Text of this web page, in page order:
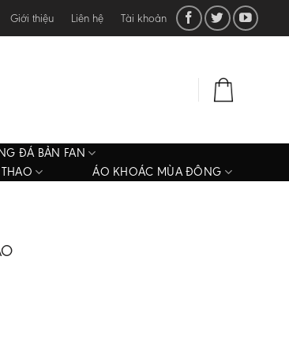
Giới thiệu Liên hệ Tài khoản
ĐÁ BẢN FAN
ÁO KHOÁC MÙA ĐÔNG